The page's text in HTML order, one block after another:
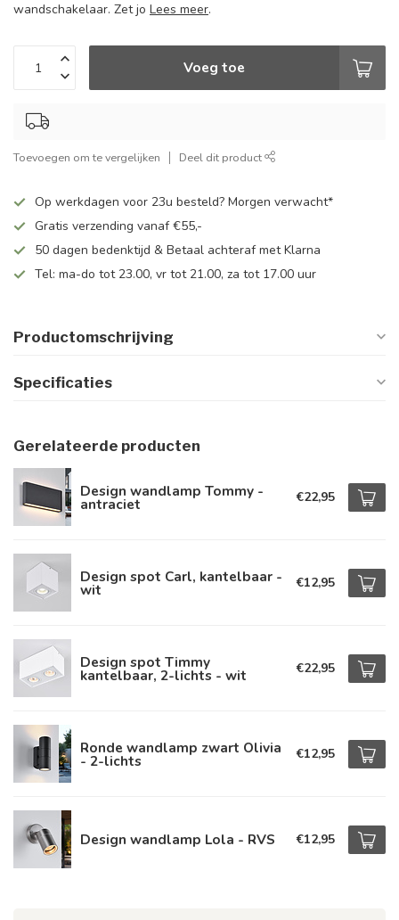
wandschakelaar. Zet jo Lees meer.
Voeg toe
Toevoegen om te vergelijken Deel dit product
Op werkdagen voor 23u besteld? Morgen verwacht*
Gratis verzending vanaf €55,-
50 dagen bedenktijd & Betaal achteraf met Klarna
Tel: ma-do tot 23.00, vr tot 21.00, za tot 17.00 uur
Productomschrijving
Specificaties
Gerelateerde producten
Design wandlamp Tommy -
antraciet €22,95
Design spot Carl, kantelbaar -
wit €12,95
Design spot Timmy
kantelbaar, 2-lichts - wit €22,95
Ronde wandlamp zwart Olivia
- 2-lichts €12,95
Design wandlamp Lola - RVS €12,95